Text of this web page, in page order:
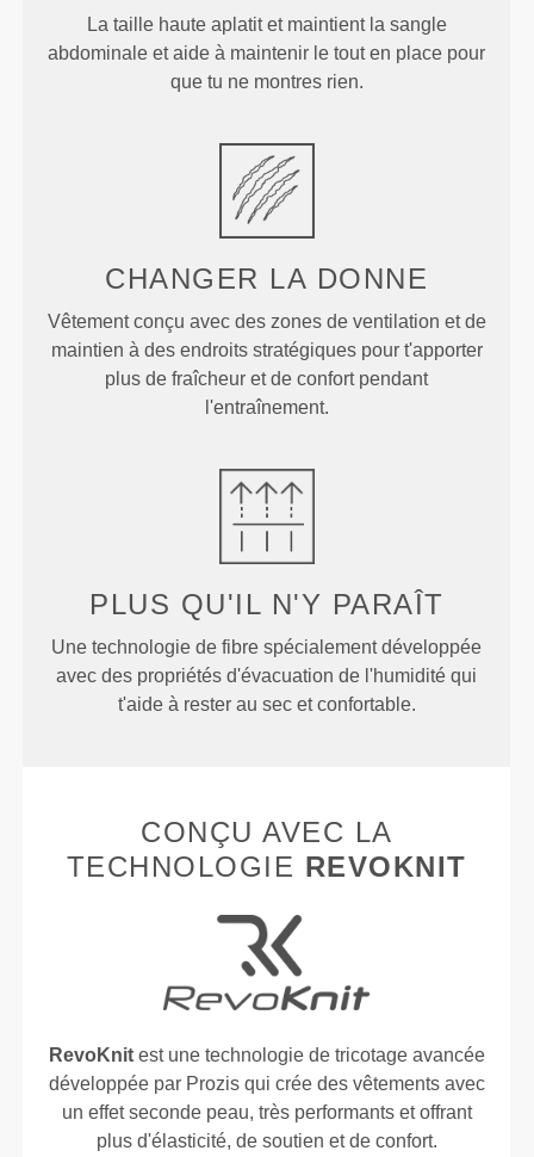
La taille haute aplatit et maintient la sangle
abdominale et aide à maintenir le tout en place pour
que tu ne montres rien.
CHANGER LA DONNE
Vêtement conçu avec des zones de ventilation et de
maintien à des endroits stratégiques pour t'apporter
plus de fraîcheur et de confort pendant
l'entraînement.
PLUS QU'IL N'Y PARAÎT
Une technologie de fibre spécialement développée
avec des propriétés d'évacuation de l'humidité qui
t'aide à rester au sec et confortable.
CONÇU AVEC LA
TECHNOLOGIE REVOKNIT
RevoKnitest une technologie de tricotage avancée
développée par Prozis qui crée des vêtements avec
un effet seconde peau, très performants et offrant
plus d'élasticité, de soutien et de confort.